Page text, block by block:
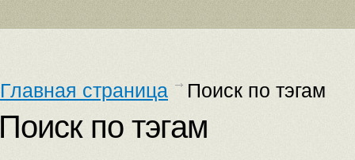
Главная страница Поиск по тэгам
по тэгам